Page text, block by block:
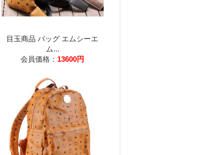
目玉商品 バッグ エムシーエ
ム...
会員価格： 13600円